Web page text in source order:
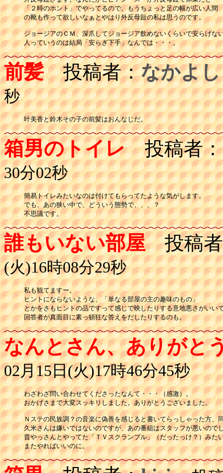
「２時のホント」でやってるので。もうちょっと足の幅が広い人間
の靴も作って欲しいなぁとやはり外反母趾の私は思うのです。
ジョージアのＣＭ、深爪してジョージア飲めないくらいで安らげな
人っていうのは結局「安らぎ下手」なんでは・・・。
前髪投稿者：なかよし
秒
叶美香と鈴木その子の前髪はおんなじだ。
箱男のトイレ投稿者：
30分02秒
簡易トイレみたいなのは付けてもらってたような気がします。
でも、あの狭い中で、どういう態勢で、、、？
不思議です。
誰もいない部屋投稿者
(火)16時08分29秒
私も観てますー。
ヒントにならないような、「単なる部屋の主の趣味のもの」
とかをさもヒントの品ですって感じで映したりする意地悪さがいい
なんとさん、ありがと
02月15日(火)17時46分45秒
わざわざ問い合わせてくださったなんて・・・（感激）。
おかげさまで大変スッキリしました。ありがとうございました。
Ｎステの民族調？の音楽に偽善を感じると書いてらっしゃった方、
久米さんは嫌いではないのですが、あの番組はスタッフが悪いので
昔やっさんとやってた「ＴＶスクランブル」（だったっけ？）みた
またやればいいのに。